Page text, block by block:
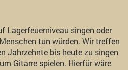
Lagerfeuerniveau singen oder
tun würden. Wir treffen
Jahrzehnte bis heute zu singen
Gitarre spielen. Hierfür wäre